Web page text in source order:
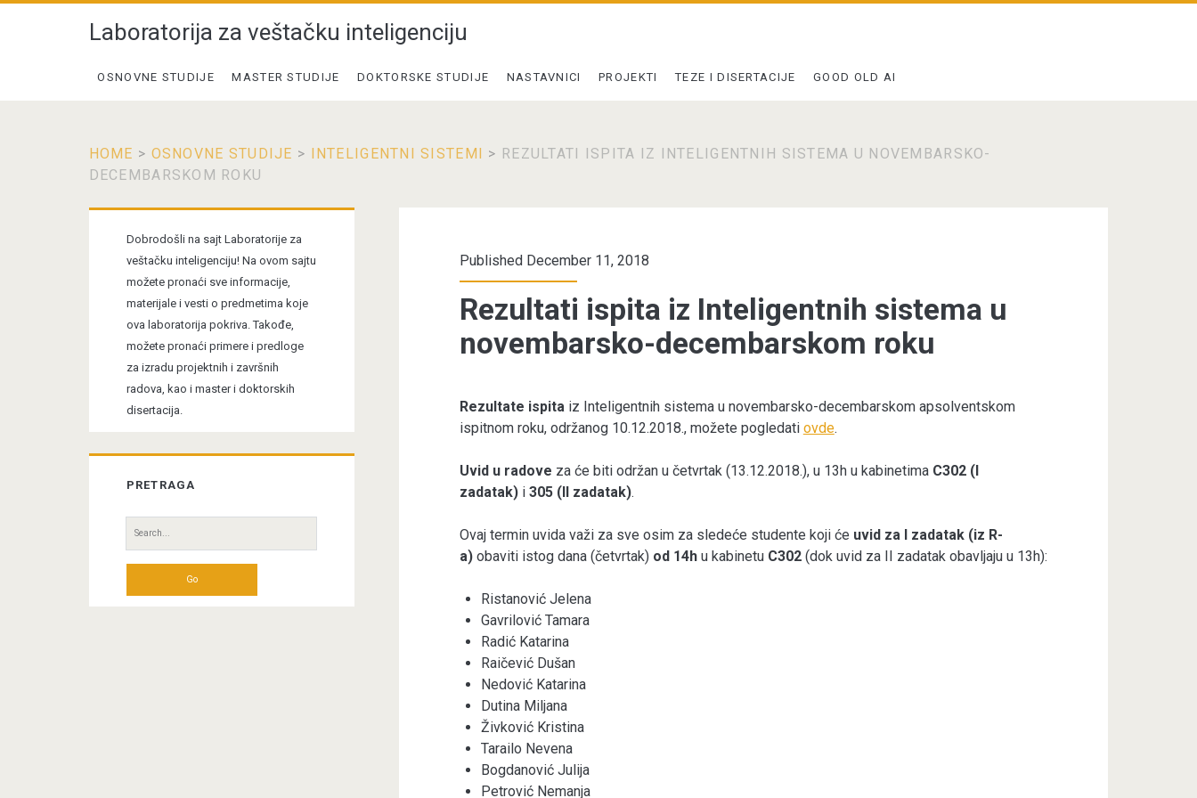
Laboratorija za veštačku inteligenciju
OSNOVNE STUDIJE MASTER STUDIJE DOKTORSKE STUDIJE NASTAVNICI PROJEKTI TEZE I DISERTACIJE GOOD OLD AI
HOME > OSNOVNE STUDIJE > INTELIGENTNI SISTEMI > REZULTATI ISPITA IZ INTELIGENTNIH SISTEMA U NOVEMBARSKO-
DECEMBARSKOM ROKU
Published December 11, 2018
Rezultati ispita iz Inteligentnih sistema u
novembarsko-decembarskom roku
Rezultate ispitaiz Inteligentnih sistema u novembarsko-decembarskom apsolventskom
ispitnom roku, održanog 10.12.2018., možete pogledati ovde.
Uvid u radove za će biti održan u četvrtak (13.12.2018.), u 13h u kabinetima C302 (I
zadatak)i 305 (II zadatak).
Ovaj termin uvida važi za sve osim za sledeće studente koji će uvid za I zadatak (iz R-
a)obaviti istog dana (četvrtak) od 14hu kabinetu C302(dok uvid za II zadatak obavljaju u 13h):
Ristanović Jelena
Gavrilović Tamara
Radić Katarina
Raičević Dušan
Nedović Katarina
Dutina Miljana
Živković Kristina
Tarailo Nevena
Bogdanović Julija
Petrović Nemanja
Sidebar
Dobrodošli na sajt Laboratorije za
veštačku inteligenciju! Na ovom sajtu
možete pronaći sve informacije,
materijale i vesti o predmetima koje
ova laboratorija pokriva. Takođe,
možete pronaći primere i predloge
za izradu projektnih i završnih
radova, kao i master i doktorskih
disertacija.
PRETRAGA
Search
for: